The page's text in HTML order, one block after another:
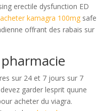
erectile dysfunction ED
acheter kamagra 100mg safe
offrant des rabais sur
sur 24 et 7 jours sur 7
garder lesprit quune
acheter du viagra.